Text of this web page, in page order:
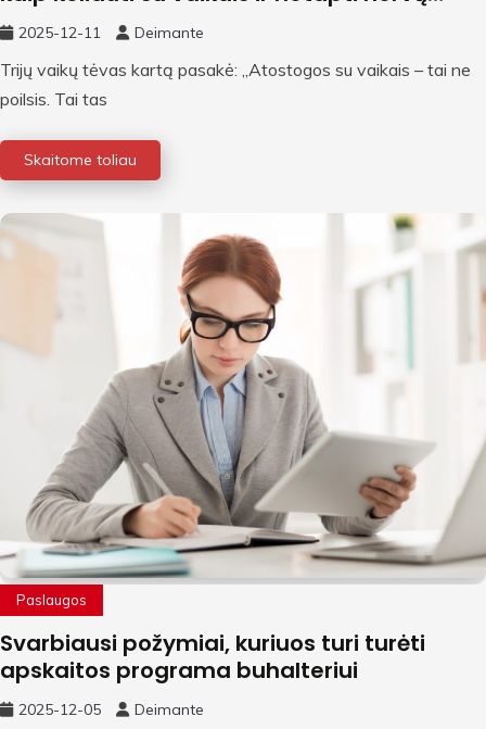
ligoniumi
2025-12-11 Deimante
Trijų vaikų tėvas kartą pasakė: „Atostogos su vaikais – tai ne
poilsis. Tai tas
Skaitome toliau
Paslaugos
Svarbiausi požymiai, kuriuos turi turėti
apskaitos programa buhalteriui
2025-12-05 Deimante